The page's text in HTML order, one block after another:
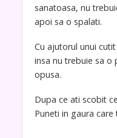
sanatoasa, nu
apoi sa o spalati.
Cu ajutorul unui
insa nu trebuie sa o
opusa.
Dupa ce ati scobit
Puneti in gaura